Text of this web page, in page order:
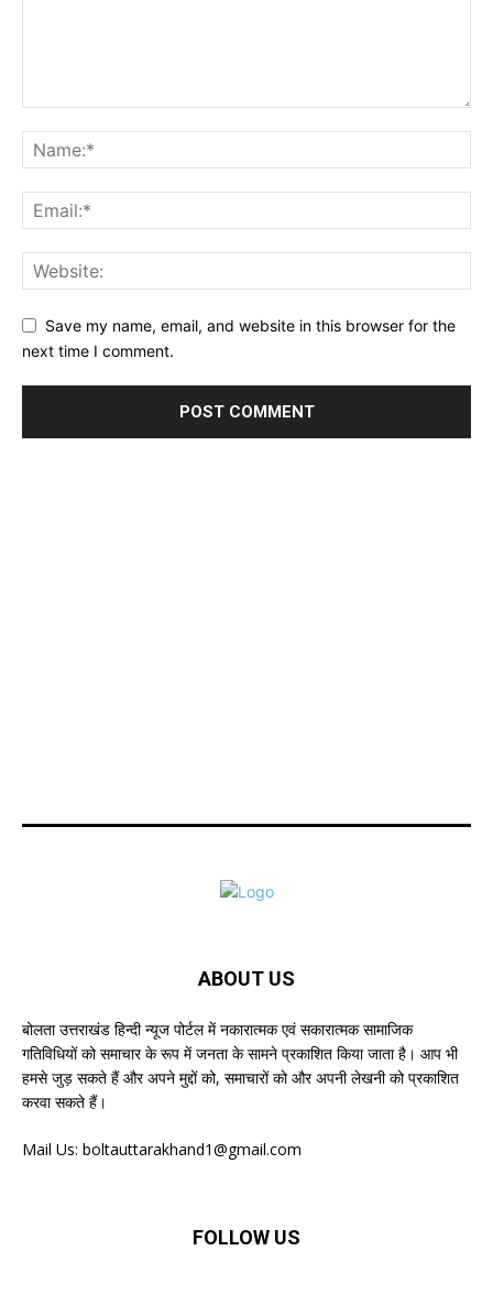
Save my name, email, and website in this browser for the
next time I comment.
ABOUT US
बोलता उत्तराखंड हिन्दी न्यूज पोर्टल में नकारात्मक एवं सकारात्मक सामाजिक
गतिविधियों को समाचार के रूप में जनता के सामने प्रकाशित किया जाता है। आप भी
हमसे जुड़ सकते हैं और अपने मुद्दों को, समाचारों को और अपनी लेखनी को प्रकाशित
करवा सकते हैं।
Mail Us: boltauttarakhand1@gmail.com
FOLLOW US